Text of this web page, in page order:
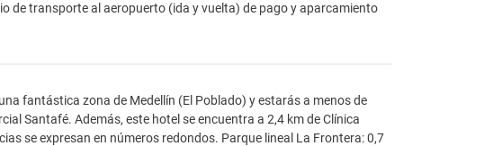
de transporte al aeropuerto (ida y vuelta) de pago y aparcamiento
fantástica zona de Medellín (El Poblado) y estarás a menos de
Santafé. Además, este hotel se encuentra a 2,4 km de Clínica
se expresan en números redondos. Parque lineal La Frontera: 0,7